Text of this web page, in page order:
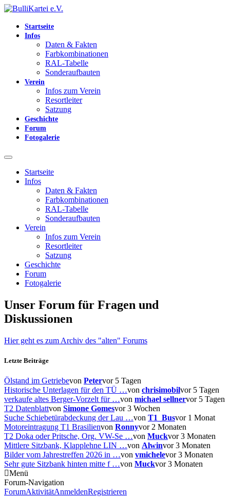
Startseite
Infos
Daten & Fakten
Farbkombinationen
RAL-Tabelle
Sonderaufbauten
Verein
Infos zum Verein
Resortleiter
Satzung
Geschichte
Forum
Fotogalerie
Startseite
Infos
Daten & Fakten
Farbkombinationen
RAL-Tabelle
Sonderaufbauten
Verein
Infos zum Verein
Resortleiter
Satzung
Geschichte
Forum
Fotogalerie
Unser Forum für Fragen und
Diskussionen
Hier geht es zum Archiv des "alten" Forums
Letzte Beiträge
Ölstand im Getriebevon Petervor 5 Tagen
Historische Unterlagen für den TÜ …von chrisimobilvor 5 Tagen
verkaufe altes Berger-Vorzelt für …von michael sellnervor 5 Tagen
T2 Datenblattvon Simone Gomesvor 3 Wochen
Suche Schiebetürabdeckung der Lau …von T1_Busvor 1 Monat
Motoreintragung T1 Brasilienvon Ronnyvor 2 Monaten
T2 Doka oder Pritsche, Org. VW-Se …von Muckvor 3 Monaten
Mittlere Sitzbank, Klapplehne LIN …von Alwinvor 3 Monaten
Bilder vom Jahrestreffen 2026 in …von vmichelevor 3 Monaten
Sehr gute Sitzbank hinten mitte f …von Muckvor 3 Monaten
Menü
Forum-Navigation
ForumAktivitätAnmeldenRegistrieren